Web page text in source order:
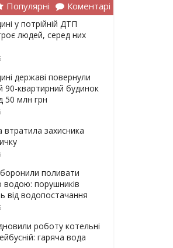
Популярні Коментарі
у потрійній ДТП
людей, серед них
державі повернули
90-квартирний будинок
50 млн грн
втратила захисника
поливати
порушників
від водопостачання
роботу котельні
гаряча вода